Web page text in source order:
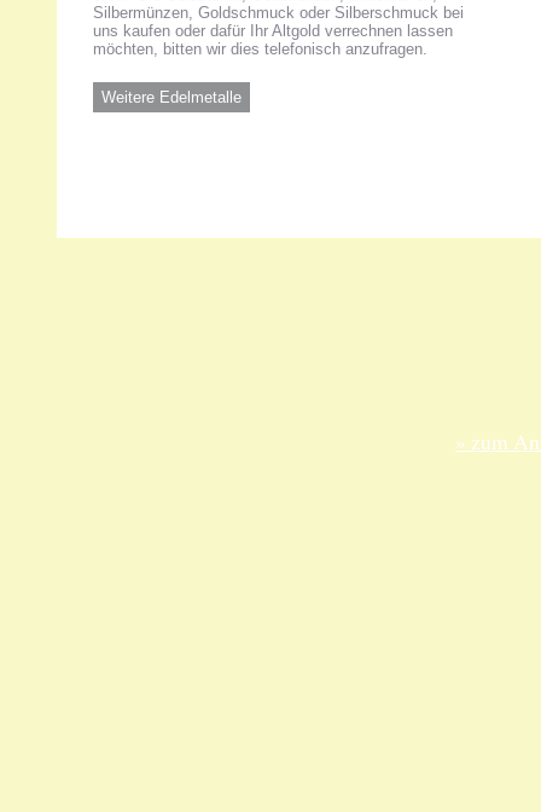
Silbermünzen, Goldschmuck oder Silberschmuck bei
uns kaufen oder dafür Ihr Altgold verrechnen lassen
möchten, bitten wir dies telefonisch anzufragen.
Weitere Edelmetalle
» zum